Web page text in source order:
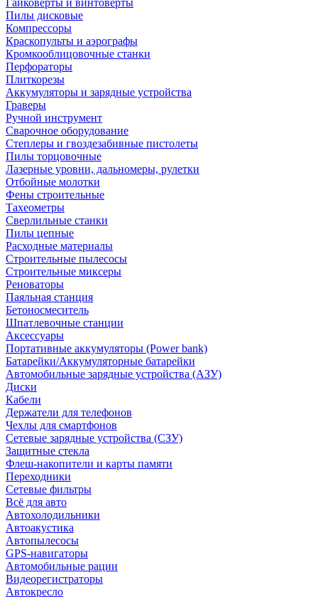
Гайковерты и винтоверты
Пилы дисковые
Компрессоры
Краскопульты и аэрографы
Кромкооблицовочные станки
Перфораторы
Плиткорезы
Аккумуляторы и зарядные устройства
Граверы
Ручной инструмент
Сварочное оборудование
Степлеры и гвоздезабивные пистолеты
Пилы торцовочные
Лазерные уровни, дальномеры, рулетки
Отбойные молотки
Фены строительные
Тахеометры
Сверлильные станки
Пилы цепные
Расходные материалы
Строительные пылесосы
Строительные миксеры
Реноваторы
Паяльная станция
Бетоносмеситель
Шпатлевочные станции
Аксессуары
Портативные аккумуляторы (Power bank)
Батарейки/Аккумуляторные батарейки
Автомобильные зарядные устройства (АЗУ)
Диски
Кабели
Держатели для телефонов
Чехлы для смартфонов
Сетевые зарядные устройства (СЗУ)
Защитные стекла
Флеш-накопители и карты памяти
Переходники
Сетевые фильтры
Всё для авто
Автохолодильники
Автоакустика
Автопылесосы
GPS-навигаторы
Автомобильные рации
Видеорегистраторы
Автокресло